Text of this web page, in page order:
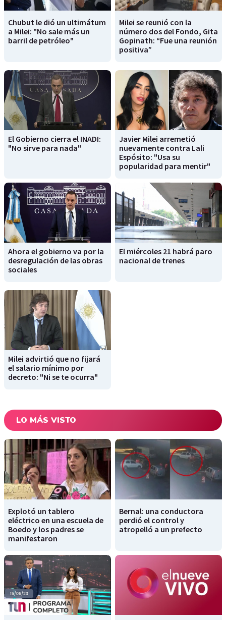
Chubut le dió un ultimátum
a Milei: "No sale más un
barril de petróleo"
Milei se reunió con la
número dos del Fondo, Gita
Gopinath: “Fue una reunión
positiva”
El Gobierno cierra el INADI:
"No sirve para nada"
Javier Milei arremetió
nuevamente contra Lali
Espósito: "Usa su
popularidad para mentir"
Ahora el gobierno va por la
desregulación de las obras
sociales
El miércoles 21 habrá paro
nacional de trenes
Milei advirtió que no fijará
el salario mínimo por
decreto: "Ni se te ocurra"
LO MÁS VISTO
Explotó un tablero
eléctrico en una escuela de
Boedo y los padres se
manifestaron
Bernal: una conductora
perdió el control y
atropelló a un prefecto